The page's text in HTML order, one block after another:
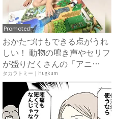
Promoted
おかたづけもできる点がうれ
しい！ 動物の鳴き声やセリフ
が盛りだくさんの「アニ
ア ...
タカラトミー｜Hugkum